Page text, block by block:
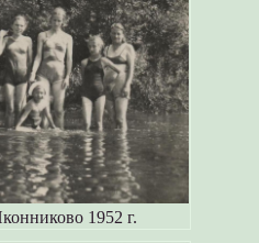
1952 г.